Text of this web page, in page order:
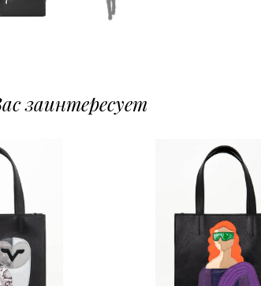
заинтересует